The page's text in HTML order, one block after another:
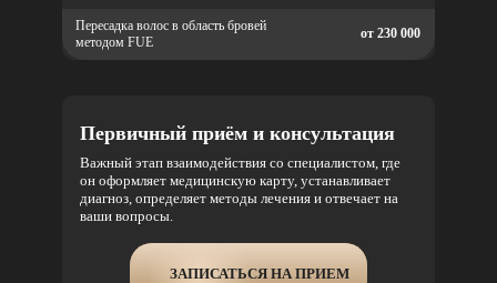
Первичный приём и консультация
Важный этап взаимодействия со специалистом, где
он оформляет медицинскую карту, устанавливает
диагноз, определяет методы лечения и отвечает на
ваши вопросы.
ЗАПИСАТЬСЯ НА ПРИЕМ
Пересадка волос в область бровей
методом FUE
от 230 000